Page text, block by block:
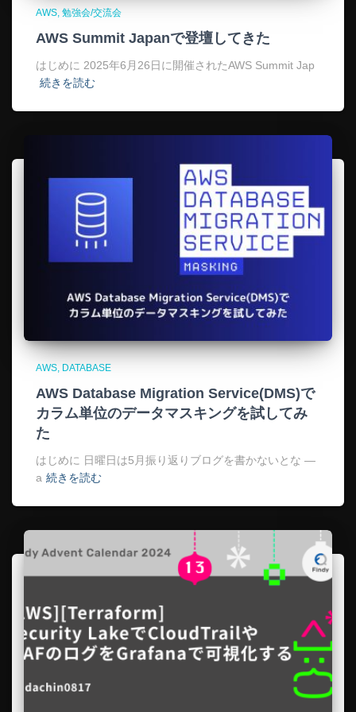
AWS 勉強会/交流会
AWS Summit Japanで登壇してきた
はじめに 2025年6月26日に開催されたAWS Summit Jap
続きを読む
AWS DATABASE
AWS Database Migration Service(DMS)で
カラム単位のデータマスキングを試してみ
た
はじめに 日曜日は5月振り返りブログを書かないとな —
a 続きを読む